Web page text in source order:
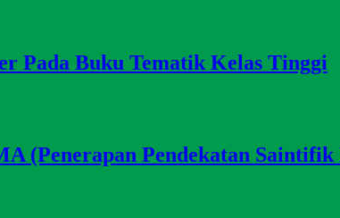
Pada Buku Tematik Kelas Tinggi
(Penerapan Pendekatan